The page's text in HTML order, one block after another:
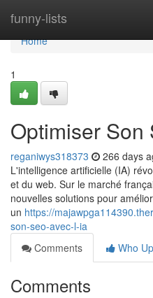
funny-lists
Home
Home
1
Optimiser Son
reganiwys318373 266 days
L'intelligence artificielle (IA)
et du web. Sur le marché
nouvelles solutions pour
un https://
son-seo-avec-l-ia
Comments
Who
Comments